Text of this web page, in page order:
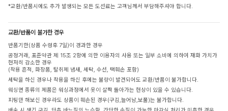
*교환/반품시에도 추가 발생되는 모든 도선료는 고객님께서 부담해주셔야 합니다.
교환/반품이 불가한 경우
반품기한(상품 수령후 7일)이 경과한 경우
공정거래, 표준약관 제 15조 2항에 의한 이용자의 사용 또는 일부 소비에 의하여 재화 가치가
현저히 감소한 경우
(착용 흔적, 화장품, 탈취제 냄새, 세탁, 수선, 택훼손 포함)
세탁을 하신 경우나 착용을 하신 후에는 불량이 발견되어도 교환/반품이 불가합니다.
워싱면 종류의 제품은 워싱과정에서 옷이 살짝 돌아가는 현상이 있을 수 있습니다.
피팅만 해보신 경우라도 상품이 훼손된 경우(구김,늘어남,보풀)는 불가합니다.